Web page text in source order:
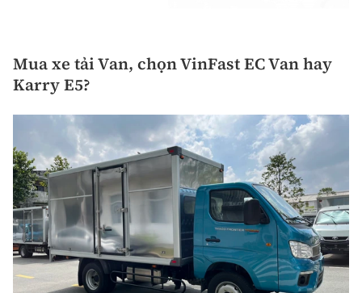
Mua xe tải Van, chọn VinFast EC Van hay
Karry E5?